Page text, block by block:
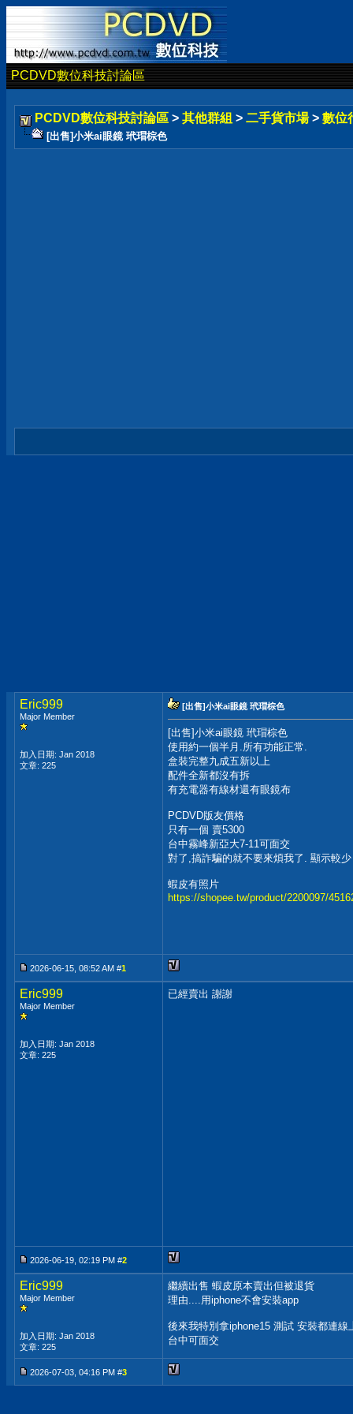
PCDVD數位科技討論區
PCDVD數位科技討論區 > 其他群組 > 二手貨市場 > 數位
[出售]小米ai眼鏡 玳瑁棕色
Eric999
Major Member
加入日期: Jan 2018
文章: 225
[出售]小米ai眼鏡 玳瑁棕色
[出售]小米ai眼鏡 玳瑁棕色
使用約一個半月.所有功能正常.
盒裝完整九成五新以上
配件全新都沒有拆
有充電器有線材還有眼鏡布
PCDVD版友價格
只有一個 賣5300
台中霧峰新亞大7-11可面交
對了,搞詐騙的就不要來煩我了. 顯示較少
蝦皮有照片
https://shopee.tw/product/2200097/
2026-06-15, 08:52 AM #1
Eric999
Major Member
加入日期: Jan 2018
文章: 225
已經賣出 謝謝
2026-06-19, 02:19 PM #2
Eric999
Major Member
加入日期: Jan 2018
文章: 225
繼續出售 蝦皮原本賣出但被退貨
理由....用iphone不會安裝app
後來我特別拿iphone15 測試 安裝都連線
台中可面交
2026-07-03, 04:16 PM #3